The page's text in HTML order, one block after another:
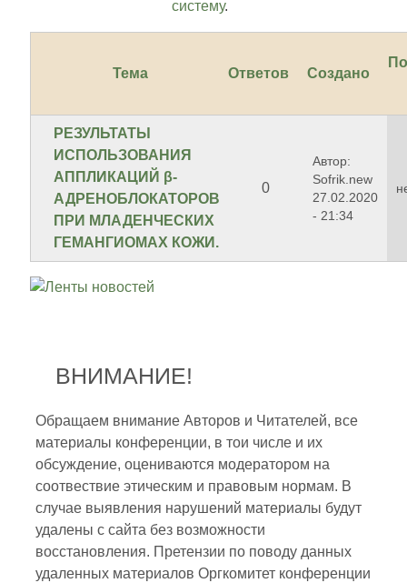
систему.
Тема Ответов Создано
РЕЗУЛЬТАТЫ
ИСПОЛЬЗОВАНИЯ
АППЛИКАЦИЙ β-
АДРЕНОБЛОКАТОРОВ
ПРИ МЛАДЕНЧЕСКИХ
ГЕМАНГИОМАХ КОЖИ.
0
Автор:
Sofrik.new
27.02.2020
- 21:34
ВНИМАНИЕ!
Обращаем внимание Авторов и Читателей, все
материалы конференции, в тои числе и их
обсуждение, оцениваются модератором на
соотвествие этическим и правовым нормам. В
случае выявления нарушений материалы будут
удалены с сайта без возможности
восстановления. Претензии по поводу данных
удаленных материалов Оргкомитет конференции